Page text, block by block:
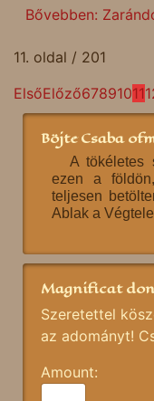
Bővebben:
11. oldal / 201
ElsőElőző67891011
Böjte Csaba
A tökéletes
ezen a
teljesen
Ablak a
Magnificat
Szeretettel
az adományt!
Amount: